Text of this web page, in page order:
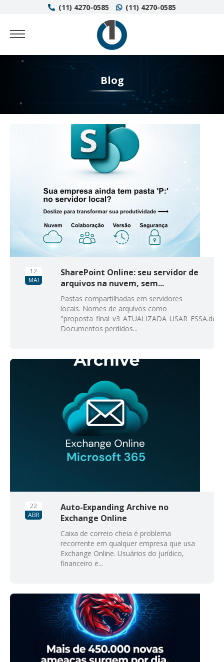
(11) 4270-0585 (11) 4270-0585
Blog
12
MAI
SharePoint Online: seu servidor de
arquivos na nuvem, sem...
Pastas compartilhadas em servidores
locais. Nomes de arquivos como
Documentos perdidos...
22
ABR
Auto-Expanding Archive no
Exchange Online
Caixa de correio cheia é problema
recorrente em qualquer empresa que usa
Exchange Online. Usuários do jurídico,
financeiro e...